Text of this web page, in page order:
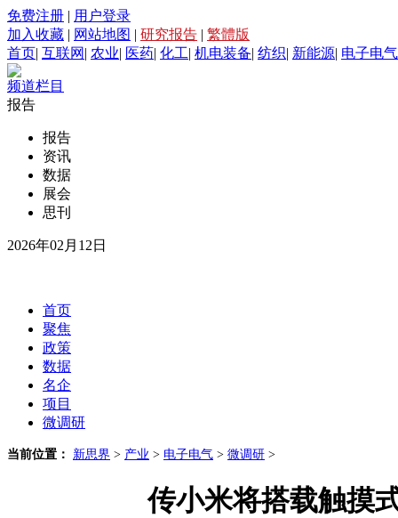
免费注册 | 用户登录
加入收藏 | 网站地图 | 研究报告 | 繁體版
首页| 互联网 | 农业| 医药| 化工| 机电装备| 纺织| 新能源| 电子电气
频道栏目
报告
报告
资讯
数据
展会
思刊
2026年02月12日
首页
聚焦
政策
数据
名企
项目
微调研
当前位置： 新思界 > 产业 > 电子电气 > 微调研 >
传小米将搭载触摸